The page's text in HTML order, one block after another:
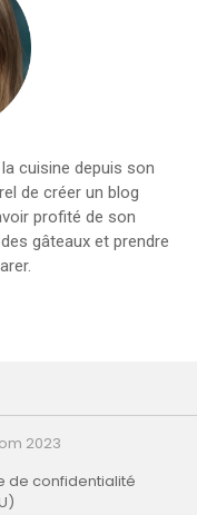
cuisine depuis son
de créer un blog
profité de son
gâteaux et prendre
2023
de confidentialité